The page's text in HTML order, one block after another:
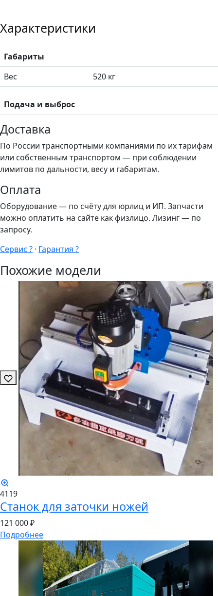
Характеристики
Габариты
Вес
520 кг
Подача и выброс
Доставка
По России транспортными компаниями по их тарифам
или собственным транспортом — при соблюдении
лимитов по дальности, весу и габаритам.
Оплата
Оборудование — по счёту для юрлиц и ИП. Запчасти
можно оплатить на сайте как физлицо. Лизинг — по
запросу.
Сервис ? · Гарантия ?
Похожие модели
4119
Станок для заточки ножей
121 000 ₽
Подробнее